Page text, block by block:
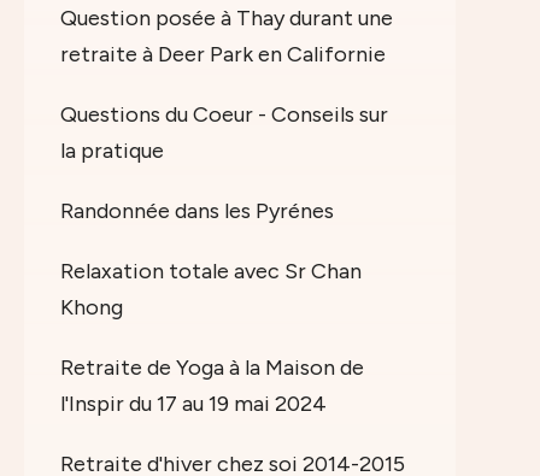
Question posée à Thay durant une
retraite à Deer Park en Californie
Questions du Coeur - Conseils sur
la pratique
Randonnée dans les Pyrénes
Relaxation totale avec Sr Chan
Khong
Retraite de Yoga à la Maison de
l'Inspir du 17 au 19 mai 2024
Retraite d'hiver chez soi 2014-2015